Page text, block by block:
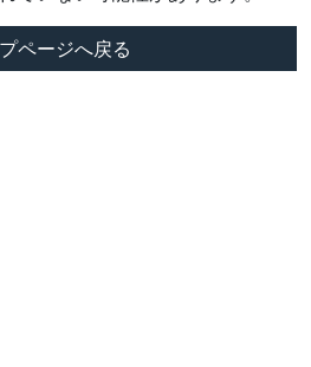
ページへ戻る